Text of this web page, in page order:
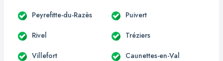
Peyrefitte-du-Razès Puivert
Rivel Tréziers
Villefort Caunettes-en-Val